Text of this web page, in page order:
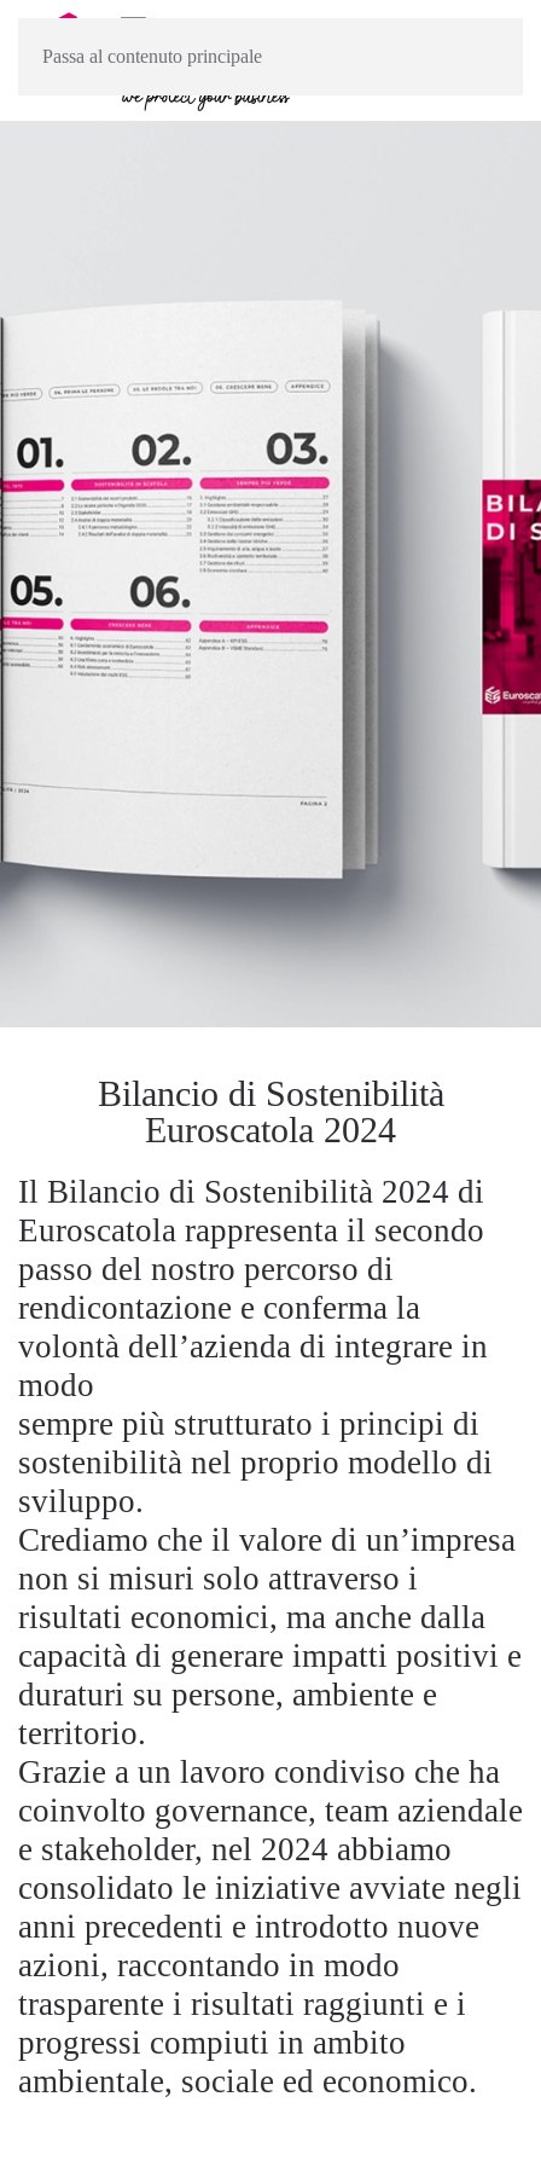
Passa al contenuto principale
Bilancio di Sostenibilità
Euroscatola 2024
Il Bilancio di Sostenibilità 2024 di
Euroscatola rappresenta il secondo
passo del nostro percorso di
rendicontazione e conferma la
volontà dell’azienda di integrare in
modo
sempre più strutturato i principi di
sostenibilità nel proprio modello di
sviluppo.
Crediamo che il valore di un’impresa
non si misuri solo attraverso i
risultati economici, ma anche dalla
capacità di generare impatti positivi e
duraturi su persone, ambiente e
territorio.
Grazie a un lavoro condiviso che ha
coinvolto governance, team aziendale
e stakeholder, nel 2024 abbiamo
consolidato le iniziative avviate negli
anni precedenti e introdotto nuove
azioni, raccontando in modo
trasparente i risultati raggiunti e i
progressi compiuti in ambito
ambientale, sociale ed economico.